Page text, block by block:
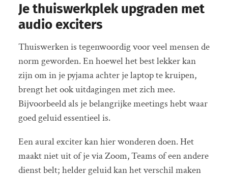
Je thuiswerkplek upgraden met
audio exciters
Thuiswerken is tegenwoordig voor veel mensen de
norm geworden. En hoewel het best lekker kan
zijn om in je pyjama achter je laptop te kruipen,
brengt het ook uitdagingen met zich mee.
Bijvoorbeeld als je belangrijke meetings hebt waar
goed geluid essentieel is.
Een aural exciter kan hier wonderen doen. Het
maakt niet uit of je via Zoom, Teams of een andere
dienst belt; helder geluid kan het verschil maken